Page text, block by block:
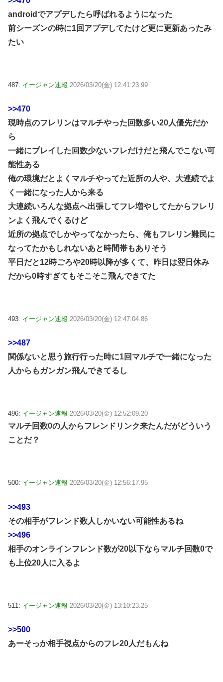
androidでアプデしたら呼ばれるようになった
前シーズンの時に1回アプデしてたけど更に更新あったみ
たい
487: イージャン速報 2026/03/20(金) 12:41:23.99
>>470
現時点のフレリンはマルチやった回数多い20人優先だか
ら
一緒にプレイした回数少ないフレだけだと飛んでこない可
能性ある
俺の環境だとよくマルチやってた近所の人や、大連続でよ
く一緒になった人から来る
大連続いろんな拠点へ出張してフレ増やしてたからフレリ
ンよく飛んでくるけど
近所の拠点でしかやってなかったら、俺もフレリン難民に
なってたかもしれないあと時間帯もありそう
平日だと12時ごろや20時以降が多くて、昨日は翌日休み
だから0時すぎてもそこそこ飛んできてた
493: イージャン速報 2026/03/20(金) 12:47:04.86
>>487
関係ないと思う旅行行った時に1回マルチで一緒になった
人からもガンガン飛んできてるし
496: イージャン速報 2026/03/20(金) 12:52:09.20
マルチ回数0の人からフレンドリンク来たんだがどういう
ことだ？
500: イージャン速報 2026/03/20(金) 12:56:17.95
>>493
その相手がフレンド数人しかいない可能性あるね
>>496
相手のオンラインフレンド数が20以下ならマルチ回数0で
も上位20人に入るよ
511: イージャン速報 2026/03/20(金) 13:10:23.25
>>500
あーそっか相手視点からのフレ20人だもんね